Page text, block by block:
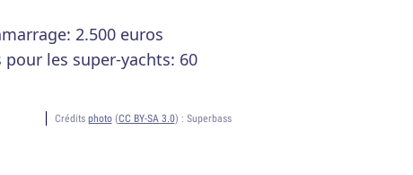
2.500 euros
les super-yachts: 60
Crédits photo(CC BY-SA 3.0) : Superbass